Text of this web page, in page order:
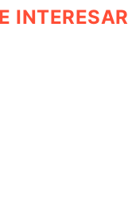
INTERESAR